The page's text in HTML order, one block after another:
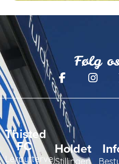
Følg
Thisted
FC
Lerpyttervej
Holdet
Stillingen